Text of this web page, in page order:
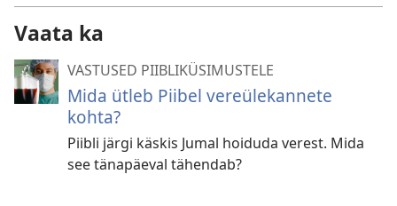
Vaata ka
VASTUSED PIIBLIKÜSIMUSTELE
Mida ütleb Piibel vereülekannete
kohta?
Piibli järgi käskis Jumal hoiduda verest. Mida
see tänapäeval tähendab?